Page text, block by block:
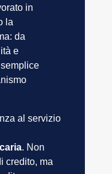
in
la
da
e
al servizio
. Non
credito, ma